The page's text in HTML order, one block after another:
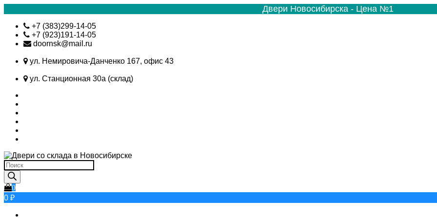
Двери Новосибирска - Цена №1
Skip
content
+7 (383)299-14-05
+7 (923)191-14-05
doornsk@mail.ru
ул. Немировича-Данченко 167, офис 43
ул. Станционная 30а (склад)
Поиск
товаров
0
0 ₽